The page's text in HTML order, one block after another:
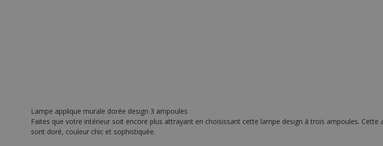
Lampe applique murale dorée design 3 ampoules
Faites que votre intérieur soit encore plus attrayant en choisissant cette lampe design à trois ampoules.
sont doré, couleur chic et sophistiquée.